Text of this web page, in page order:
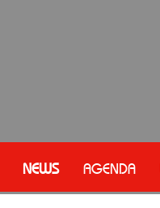
NEWS AGENDA